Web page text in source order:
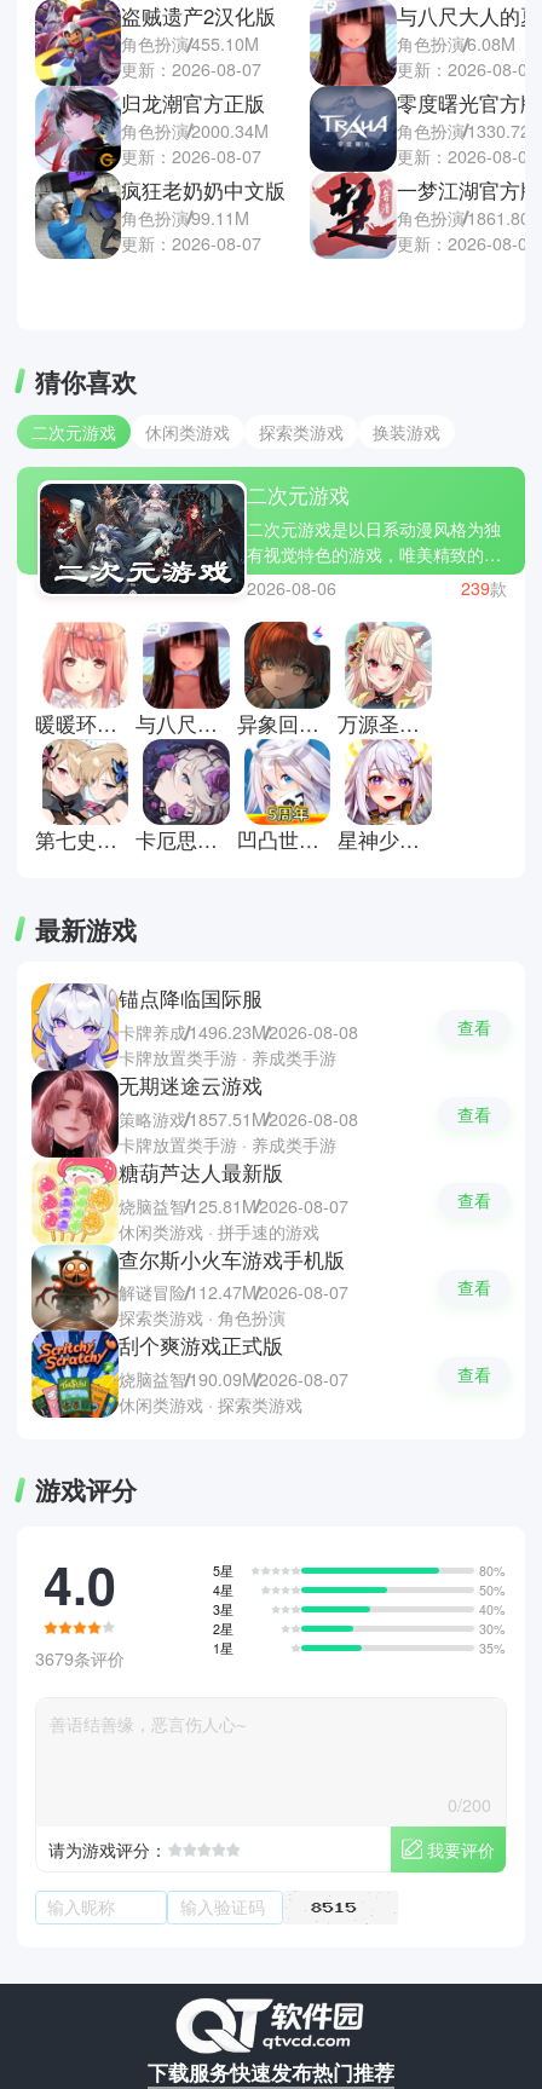
盗贼遗产2汉化版
角色扮演455.10M
更新：2026-08-07
归龙潮官方正版
角色扮演2000.34M
更新：2026-08-07
疯狂老奶奶中文版
角色扮演99.11M
更新：2026-08-07
角色扮演6.08M
更新：2026-08-07
零度曙光官方版
角色扮演
更新：2026-08-07
一梦江湖官方版
角色扮演
更新：2026-08-07
猜你喜欢
二次元游戏 休闲类游戏 探索类游戏 换装游戏
二次元游戏
二次元游戏是以日系动漫风格为独
有视觉特色的游戏，唯美精致的人
物立绘、角色性格与特色的塑造、
优质的声优配音演出以及丰富精彩
的剧情设定都是主要卖点。这类游
戏深受喜欢动漫文化的圈子欢迎，
无论是角色扮演、卡牌养成、动作
冒险等多种玩法形式都无法阻挡他
们的热情。今天小编也为你们带来
几款风靡全球的二次元游戏，如原
神、绝区零、明日方舟等等，让你
可以快速入坑在其中，体验二次元
的魅力。
2026-08-06 239款
暖暖环游世界安卓版 与八尺大人的夏天回忆汉化游戏 异象回声官方版 万源圣魔录官方版
第七史诗国际服 卡厄思梦境最新版 凹凸世界手游 星神少女官方版
最新游戏
锚点降临国际服
卡牌养成1496.23M2026-08-08
卡牌放置类手游 · 养成类手游
查看
无期迷途云游戏
策略游戏1857.51M2026-08-08
卡牌放置类手游 · 养成类手游
查看
糖葫芦达人最新版
烧脑益智125.81M2026-08-07
休闲类游戏 · 拼手速的游戏
查看
查尔斯小火车游戏手机版
解谜冒险112.47M2026-08-07
探索类游戏 · 角色扮演
查看
刮个爽游戏正式版
烧脑益智190.09M2026-08-07
休闲类游戏 · 探索类游戏
查看
游戏评分
4.0
3679条评价
5星
80%
4星
50%
3星
40%
2星
30%
1星
35%
0/200
请为游戏评分：
我要评价
下载服务快速发布热门推荐